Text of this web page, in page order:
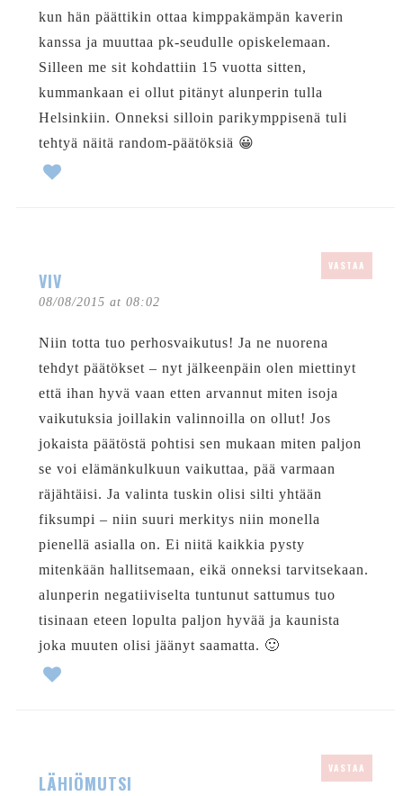
kun hän päättikin ottaa kimppakämpän kaverin
kanssa ja muuttaa pk-seudulle opiskelemaan.
Silleen me sit kohdattiin 15 vuotta sitten,
kummankaan ei ollut pitänyt alunperin tulla
Helsinkiin. Onneksi silloin parikymppisenä tuli
tehtyä näitä random-päätöksiä 😀
VIV
08/08/2015 at 08:02
VASTAA
Niin totta tuo perhosvaikutus! Ja ne nuorena
tehdyt päätökset – nyt jälkeenpäin olen miettinyt
että ihan hyvä vaan etten arvannut miten isoja
vaikutuksia joillakin valinnoilla on ollut! Jos
jokaista päätöstä pohtisi sen mukaan miten paljon
se voi elämänkulkuun vaikuttaa, pää varmaan
räjähtäisi. Ja valinta tuskin olisi silti yhtään
fiksumpi – niin suuri merkitys niin monella
pienellä asialla on. Ei niitä kaikkia pysty
mitenkään hallitsemaan, eikä onneksi tarvitsekaan.
alunperin negatiiviselta tuntunut sattumus tuo
tisinaan eteen lopulta paljon hyvää ja kaunista
joka muuten olisi jäänyt saamatta. 🙂
LÄHIÖMUTSI
VASTAA